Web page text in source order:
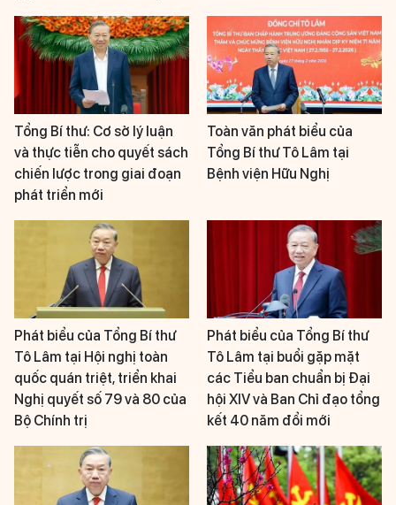
Tổng Bí thư: Cơ sở lý luận
và thực tiễn cho quyết sách
chiến lược trong giai đoạn
phát triển mới
Toàn văn phát biểu của
Tổng Bí thư Tô Lâm tại
Bệnh viện Hữu Nghị
Phát biểu của Tổng Bí thư
Tô Lâm tại Hội nghị toàn
quốc quán triệt, triển khai
Nghị quyết số 79 và 80 của
Bộ Chính trị
Phát biểu của Tổng Bí thư
Tô Lâm tại buổi gặp mặt
các Tiểu ban chuẩn bị Đại
hội XIV và Ban Chỉ đạo tổng
kết 40 năm đổi mới